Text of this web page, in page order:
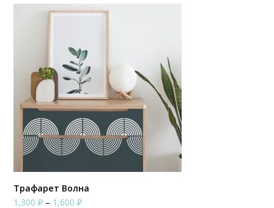
1,500 ₽
Трафарет Волна
1,300₽ – 1,600₽Диапазон